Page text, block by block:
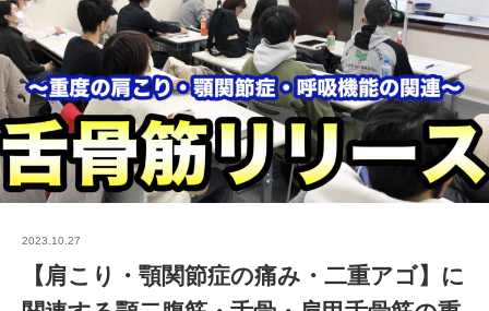
2023.10.27
【肩こり・顎関節症の痛み・二重アゴ】に